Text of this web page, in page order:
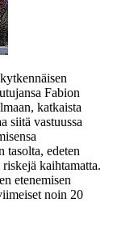
Fabion
katkaista
siitä vastuussa
edeten
kaihtamatta.
etenemisen
noin 20